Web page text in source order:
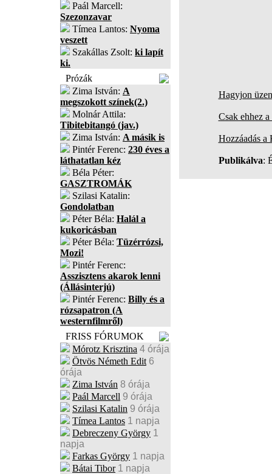
Paál Marcell:
Szezonzavar
Tímea Lantos: Nyoma
veszett
Szakállas Zsolt: ki lapít
ki.
Prózák
Zima István: A
megszokott színek(2.)
Molnár Attila:
Tibitebitangó (jav.)
Zima István: A másik is
Pintér Ferenc: 230 éves a
láthatatlan kéz
Béla Péter:
GASZTROMÁK
Szilasi Katalin:
Gondolatban
Péter Béla: Halál a
kukoricásban
Péter Béla: Tüzérrózsi,
Mozi!
Pintér Ferenc:
Asszisztens akarok lenni
(Állásinterjú)
Pintér Ferenc: Billy és a
rózsapatron (A
westernfilmről)
FRISS FÓRUMOK
Mórotz Krisztina 4 órája
Ötvös Németh Edit 6
órája
Zima István 8 órája
Paál Marcell 9 órája
Szilasi Katalin 9 órája
Tímea Lantos 1 napja
Debreczeny György 1
napja
Farkas György 1 napja
Bátai Tibor 1 napja
Hagyjon
Csak ehhez
Hozzáadás
Publikálva: